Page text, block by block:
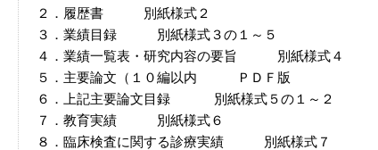
２．履歴書 別紙様式２
３．業績目録 別紙様式３の１～５
４．業績一覧表・研究内容の要旨 別紙様式４
５．主要論文（１０編以内 ＰＤＦ版
６．上記主要論文目録 別紙様式５の１～２
７．教育実績 別紙様式６
８．臨床検査に関する診療実績 別紙様式７